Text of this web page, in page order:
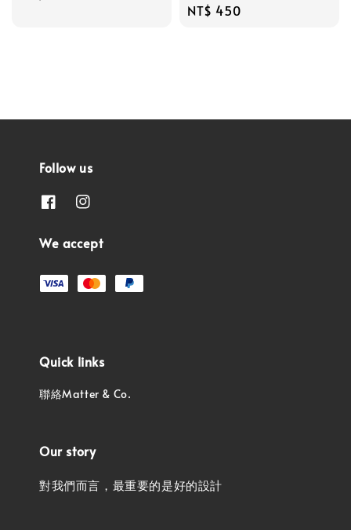
Regular
NT$ 450
Follow us
We accept
Quick links
聯絡Matter & Co.
Our story
對我們而言，最重要的是好的設計